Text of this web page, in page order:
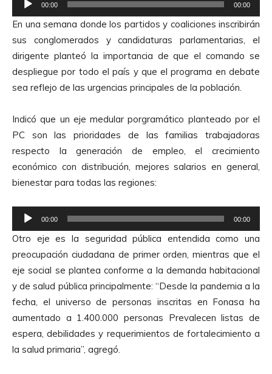
e
p
r
o
d
u
t
o
r
d
e
A
d
i
o
00:00 00:00
En una semana donde los partidos y coaliciones inscribirán
sus conglomerados y candidaturas parlamentarias, el
dirigente planteó la importancia de que el comando se
despliegue por todo el país y que el programa en debate
sea reflejo de las urgencias principales de la población.
Indicó que un eje medular porgramático planteado por el
PC son las prioridades de las familias trabajadoras
respecto la generación de empleo, el crecimiento
económico con distribución, mejores salarios en general,
bienestar para todas las regiones:
e
p
r
o
d
u
c
t
o
00:00 00:00
Otro eje es la seguridad pública entendida como una
preocupación ciudadana de primer orden, mientras que el
eje social se plantea conforme a la demanda habitacional
y de salud pública principalmente: “Desde la pandemia a la
fecha, el universo de personas inscritas en Fonasa ha
aumentado a 1.400.000 personas Prevalecen listas de
espera, debilidades y requerimientos de fortalecimiento a
la salud primaria”, agregó.